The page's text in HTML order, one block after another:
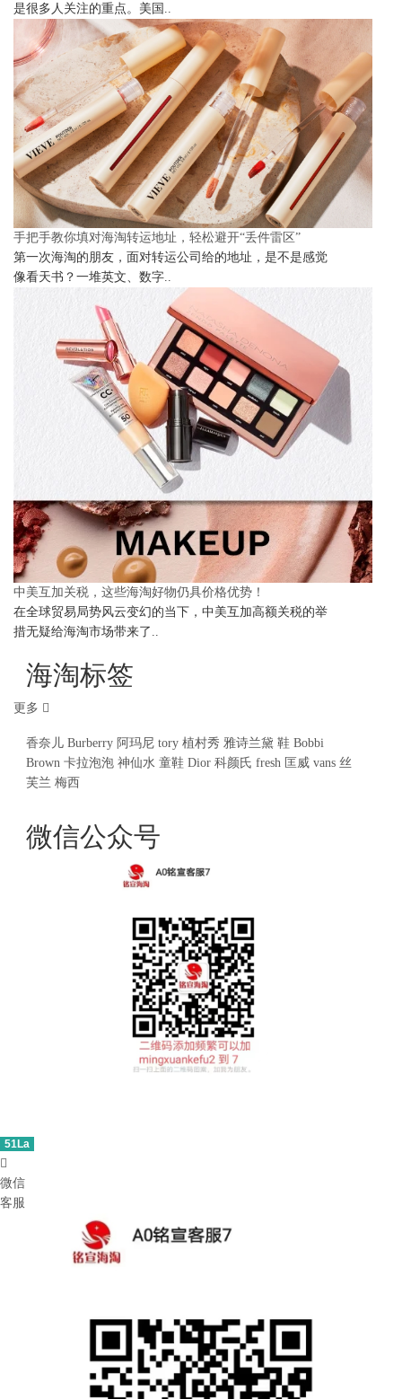
是很多人关注的重点。美国..
手把手教你填对海淘转运地址，轻松避开“丢件雷区”
第一次海淘的朋友，面对转运公司给的地址，是不是感觉
像看天书？一堆英文、数字..
中美互加关税，这些海淘好物仍具价格优势！
在全球贸易局势风云变幻的当下，中美互加高额关税的举
措无疑给海淘市场带来了..
海淘标签
更多
香奈儿 Burberry 阿玛尼 tory 植村秀 雅诗兰黛 鞋 Bobbi
Brown 卡拉泡泡 神仙水 童鞋 Dior 科颜氏 fresh 匡威 vans 丝
芙兰 梅西
微信公众号
51La

微信
客服